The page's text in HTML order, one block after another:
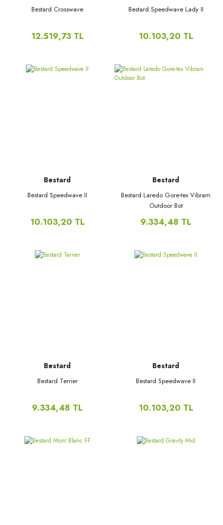
Bestard Crosswave
12.519,73 TL
Bestard Speedwave Lady II
10.103,20 TL
Bestard
Bestard Speedwave II
10.103,20 TL
Bestard
Bestard Laredo Gore-tex Vibram
Outdoor Bot
9.334,48 TL
Bestard
Bestard Terrier
9.334,48 TL
Bestard
Bestard Speedwave II
10.103,20 TL